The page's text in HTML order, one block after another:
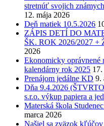
stretnúť svojich
12. mája 2026
Deň matiek 10.5.2026
ZÁPIS DETÍ DO
ŠK. ROK 2026/2027 +
2026
Ekonomicky oprávnené
kalendárny rok 2025
Prenájom jedálne KD 9.
Dňa 9.4.2026
s.r.o. výkup papiera a
Materská škola
marca 2026
Našiel sa zväzok